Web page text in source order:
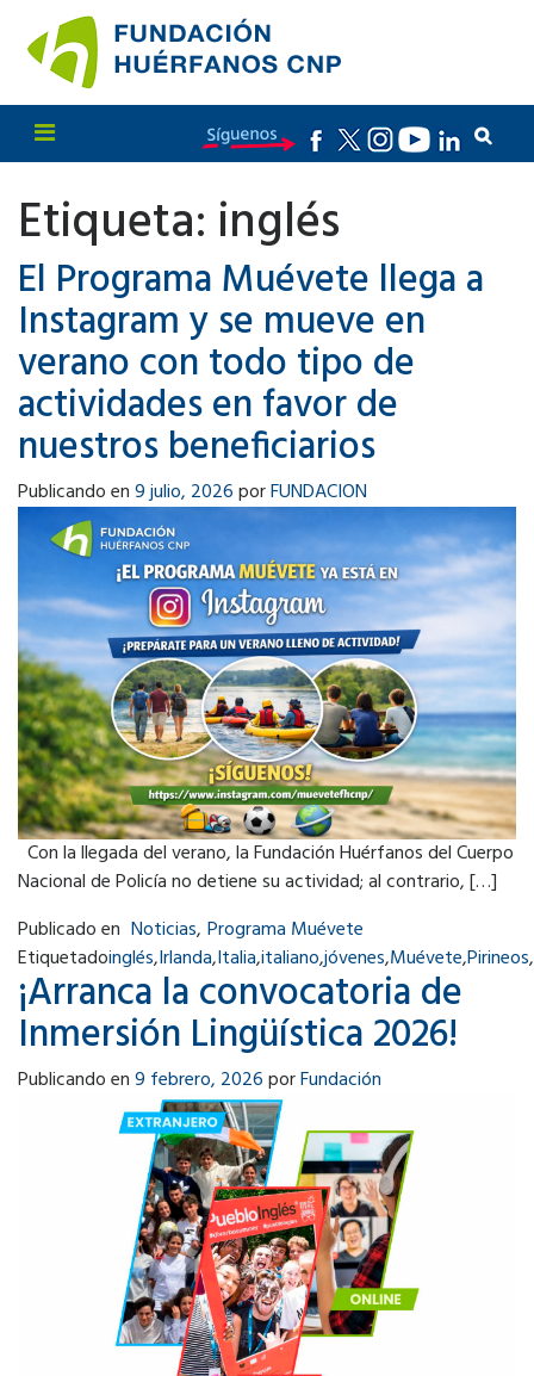
Etiqueta: inglés
El Programa Muévete llega a
Instagram y se mueve en
verano con todo tipo de
actividades en favor de
nuestros beneficiarios
Publicando en9 julio, 2026porFUNDACION
Con la llegada del verano, la Fundación Huérfanos del Cuerpo
Nacional de Policía no detiene su actividad; al contrario, […]
Publicado en Noticias, Programa Muévete
Etiquetadoinglés,Irlanda,Italia,italiano,jóvenes,Muévete,Pirineos,
¡Arranca la convocatoria de
Inmersión Lingüística 2026!
Publicando en9 febrero, 2026porFundación